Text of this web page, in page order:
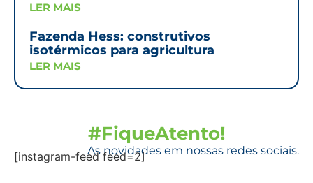
LER MAIS
Fazenda Hess: construtivos
isotérmicos para agricultura
LER MAIS
#FiqueAtento!
As novidades em nossas redes sociais.
[instagram-feed feed=2]